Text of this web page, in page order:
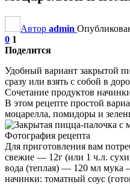
Автор admin
0 1
Поделится
Удобный вариант закрытой
сразу или взять с собой в
Сочетание продуктов
В этом рецепте простой
моцарелла, помидоры и
Для приготовления вам
свежие — 12г (или 1 ч.л.
вода (теплая) — 120 мл мука
начинки: томатный соус